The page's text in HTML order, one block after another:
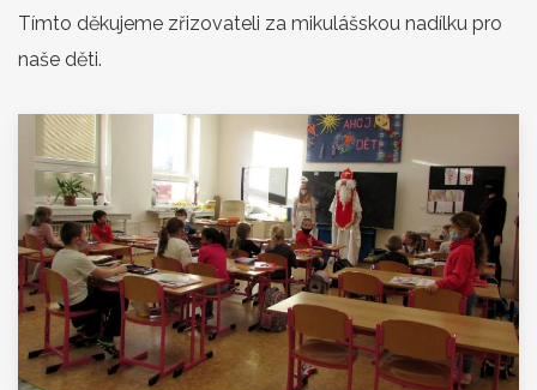
Tímto děkujeme zřizovateli za mikulášskou nadílku pro
naše děti.